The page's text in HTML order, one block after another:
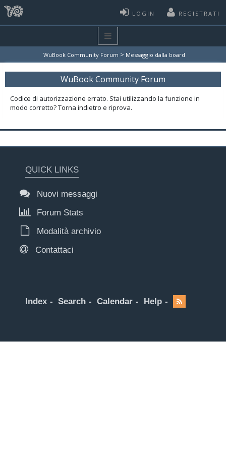
LOGIN REGISTRATI
WuBook Community Forum > Messaggio dalla board
WuBook Community Forum
Codice di autorizzazione errato. Stai utilizzando la funzione in
modo corretto? Torna indietro e riprova.
QUICK LINKS
Nuovi messaggi
Forum Stats
Modalità archivio
Contattaci
Index Search Calendar Help